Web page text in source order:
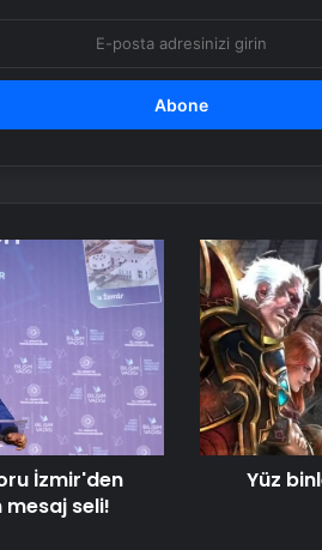
İzmir'den
mesaj seli!
Yüz
binlerin
oynadığı
online
oyun
davalık
oldu
Yüz